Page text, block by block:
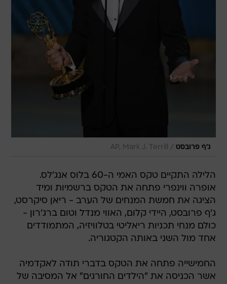
ג'ף פרובסט /
AP, Mark J. Terrill
הלילה התקיים טקס האמי ה-60 בלוס אנג'לס.
אופרה ווינפרי פתחה את הטקס ברשמיות ומיד
הציגה את חמשת המנחים של הערב - ריאן סיקרסט,
ג'ף פרובסט, היידי קלום, האווי מנדל וטום ברג'רון -
כולם מנחי תכניות ריאליטי בטלוויזיה, המתמודדים
אחד מול השני באותה הקטגוריה.
החמישייה פתחה את הטקס בדברי תודה לאקדמיה
אשר הכניסה את "הילדים החורגים" אל המסיבה של